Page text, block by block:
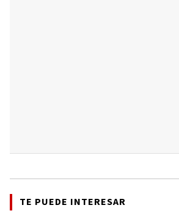
TE PUEDE INTERESAR